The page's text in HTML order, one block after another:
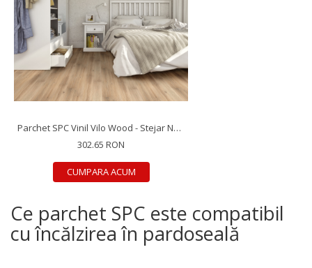
Parchet SPC Vinil Vilo Wood - Stejar Noble, 1218×181×4 mm, antiderapant R9, 2.42 mp/cutie (11 plăci)
302.65 RON
CUMPARA ACUM
Ce parchet SPC este compatibil
cu încălzirea în pardoseală